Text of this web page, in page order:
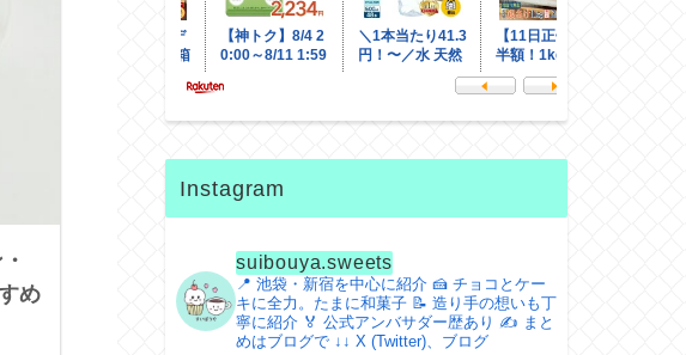
め
Instagram
suibouya.sweets
📍 池袋・新宿を中心に紹介 🍰 チョコとケー
キに全力。たまに和菓子 📝 造り手の想いも丁
寧に紹介 🏅 公式アンバサダー歴あり ✍️ まと
めはブログで ↓↓ X (Twitter)、ブログ